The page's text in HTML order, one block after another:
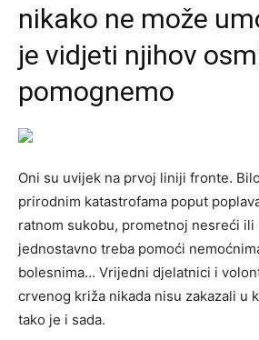
nikako ne može
je vidjeti njihov
pomognemo
Oni su uvijek na prvoj liniji fronte.
prirodnim katastrofama poput
ratnom sukobu, prometnoj nesreći ili
jednostavno treba pomoći
bolesnima… Vrijedni djelatnici i
crvenog križa nikada nisu zakazali u
tako je i sada.